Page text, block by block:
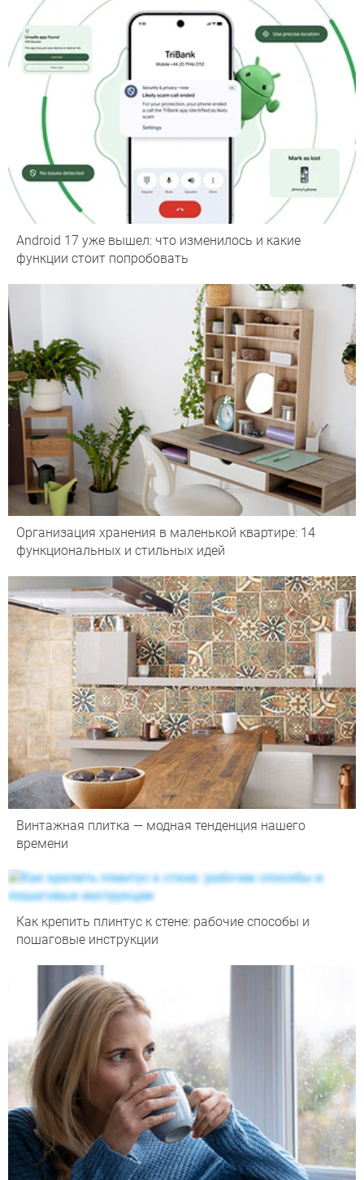
Android 17 уже вышел: что изменилось и какие
функции стоит попробовать
Организация хранения в маленькой квартире: 14
функциональных и стильных идей
Винтажная плитка — модная тенденция нашего
времени
Как крепить плинтус к стене: рабочие способы и
пошаговые инструкции